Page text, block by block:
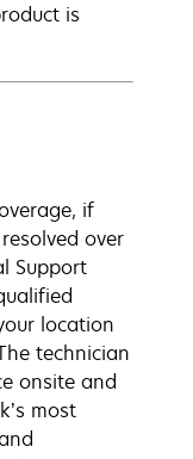
is
if
over
Support
location
technician
onsite and
most